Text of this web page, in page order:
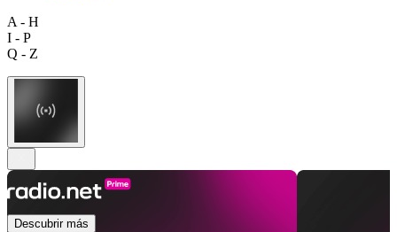
A - H
I - P
Q - Z
Descubrir más